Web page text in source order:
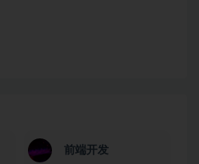
前端开发